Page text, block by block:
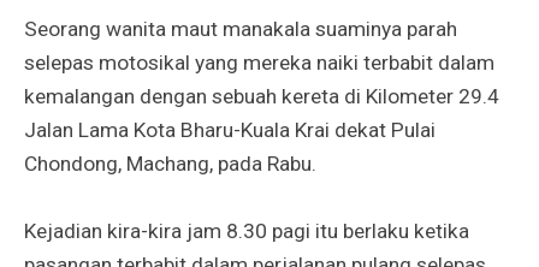
Seorang wanita maut manakala suaminya parah
selepas motosikal yang mereka naiki terbabit dalam
kemalangan dengan sebuah kereta di Kilometer 29.4
Jalan Lama Kota Bharu-Kuala Krai dekat Pulai
Chondong, Machang, pada Rabu.
Kejadian kira-kira jam 8.30 pagi itu berlaku ketika